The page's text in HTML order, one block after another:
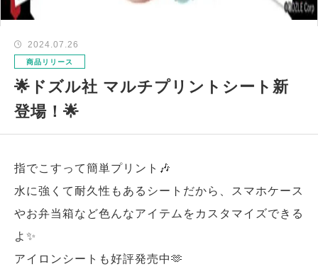
2024.07.26
商品リリース
🌟ドズル社 マルチプリントシート新
登場！🌟
指でこすって簡単プリント🎶
水に強くて耐久性もあるシートだから、スマホケース
やお弁当箱など色んなアイテムをカスタマイズできる
よ✨
アイロンシートも好評発売中🫶